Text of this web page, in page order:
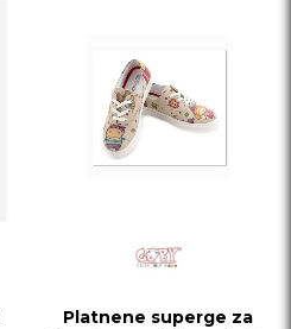
Platnene superge za